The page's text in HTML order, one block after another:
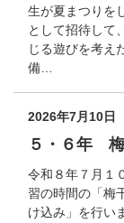
生が夏まつりを
として招待して
じる遊びを考え
備…
2026年7月10日
５・６年 梅
令和８年７月１
習の時間の「梅
け込み」を行い